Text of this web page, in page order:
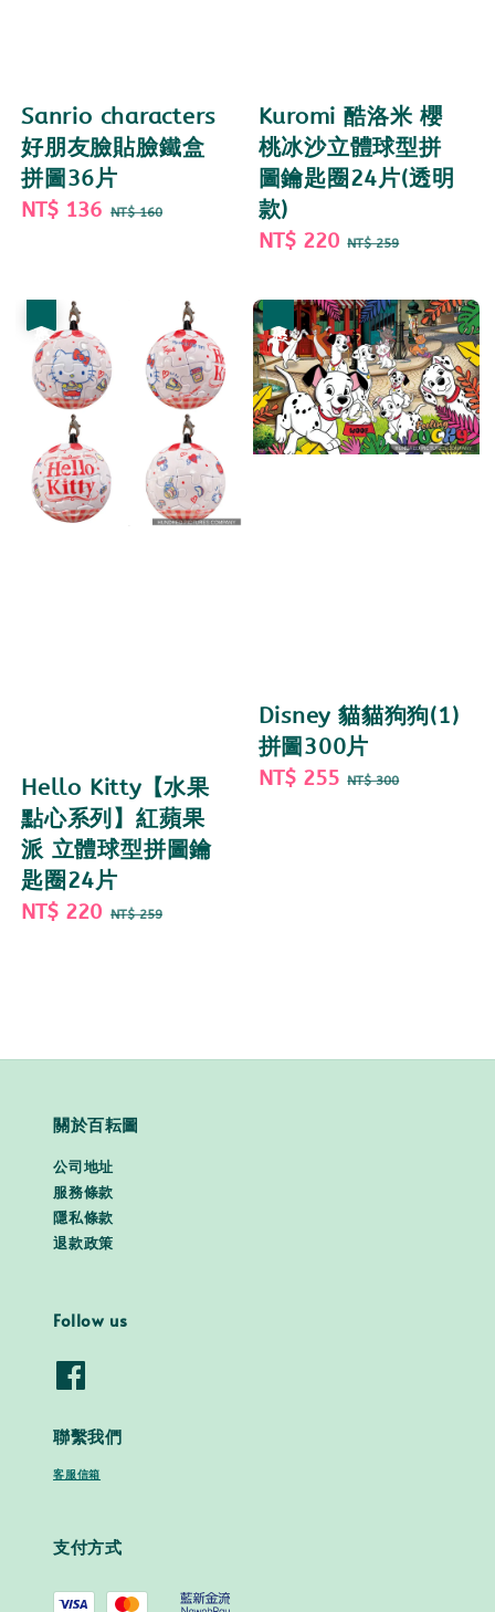
Sanrio characters
好朋友臉貼臉鐵盒
拼圖36片
Sale
NT$ 136 Regular
NT$ 160
Kuromi 酷洛米 櫻
桃冰沙立體球型拼
圖鑰匙圈24片(透明
款)
Sale
NT$ 220 Regular
NT$ 259
Hello Kitty【水果
點心系列】紅蘋果
派 立體球型拼圖鑰
匙圈24片
Sale
NT$ 220 Regular
NT$ 259
Disney 貓貓狗狗(1)
拼圖300片
Sale
NT$ 255 Regular
NT$ 300
關於百耘圖
公司地址
服務條款
隱私條款
退款政策
Follow us
聯繫我們
客服信箱
支付方式